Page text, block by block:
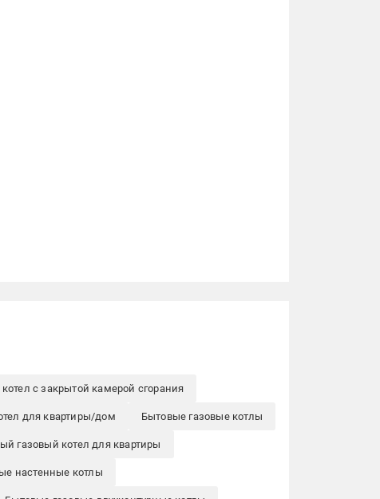
с закрытой камерой сгорания
для квартиры/дом Бытовые газовые котлы
газовый котел для квартиры
настенные котлы